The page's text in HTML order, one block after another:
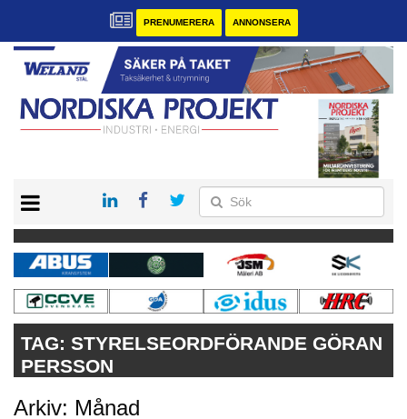
PRENUMERERA ANNONSERA
KONTAKT
VÅRA ANDRA MAGASIN
PRENUMERERA
ANNONSERA
TAG: STYRELSEORDFÖRANDE GÖRAN
PERSSON
Arkiv: Månad